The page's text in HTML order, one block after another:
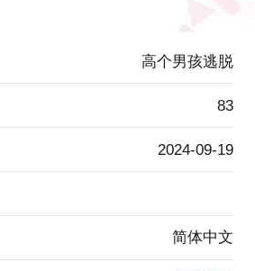
高个男孩逃脱
83
2024-09-19
简体中文